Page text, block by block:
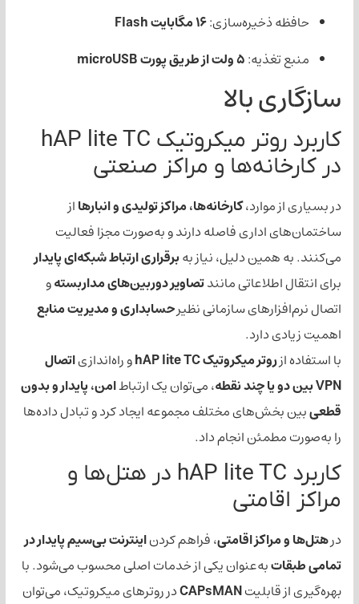
ذخیره‌سازی:16 مگابایت Flash
5 ولت از طریق پورت microUSB
بالا
کاربرد روتر میکروتیک hAP lite TC
و مراکز صنعتی
کارخانه‌ها، مراکز تولیدی و انبارهااز
فاصله دارند و به‌صورت مجزا فعالیت
دلیل، نیاز بهبرقراری ارتباط شبکه‌ای پایدار
مانندتصاویر دوربین‌های مداربستهو
سازمانی نظیرحسابداری و مدیریت منابع
روتر میکروتیک hAP lite TC
و راه‌اندازیاتصال
، می‌توان یک ارتباطامن، پایدار و بدون
مختلف مجموعه ایجاد کرد و تبادل داده‌ها
انجام داد.
کاربرد hAP lite TC در هتل‌ها و
اقامتی، فراهم کردناینترنت بی‌سیم پایدار در
به‌عنوان یکی از خدمات اصلی محسوب می‌شود. با
CAPsMANدر روترهای میکروتیک، می‌توان